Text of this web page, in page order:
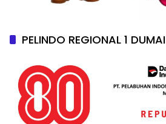
PELINDO REGIONAL 1 DUMAI